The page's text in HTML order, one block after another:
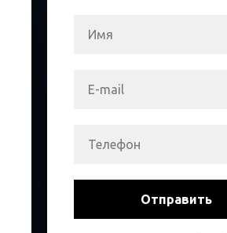
Отправить